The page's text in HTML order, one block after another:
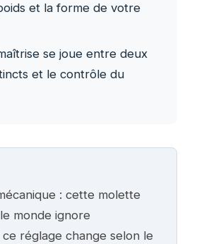
et la forme de votre
se joue entre deux
et le contrôle du
: cette molette
monde ignore
réglage change selon le